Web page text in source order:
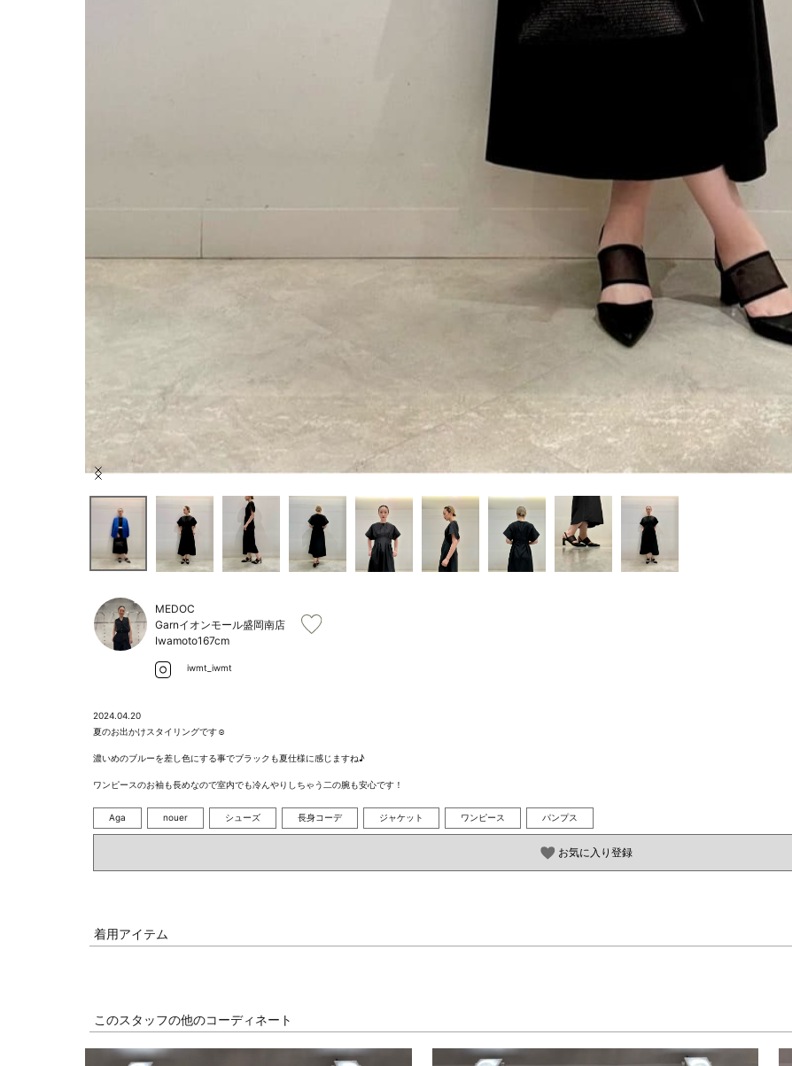
Item
MEDOC
Garnイオンモール盛岡南店
Iwamoto167cm
iwmt_iwmt
2024.04.20
夏のお出かけスタイリングです☺︎
濃いめのブルーを差し色にする事でブラックも夏仕様に感じますね♪
ワンピースのお袖も長めなので室内でも冷んやりしちゃう二の腕も安心です！
Aga nouer シューズ 長身コーデ ジャケット ワンピース パンプス
お気に入り登録
着用アイテム
このスタッフの他のコーディネート